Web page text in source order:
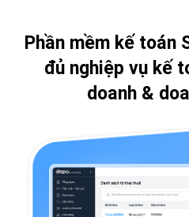
Phần mềm kế toán
đủ nghiệp vụ kế
doanh &